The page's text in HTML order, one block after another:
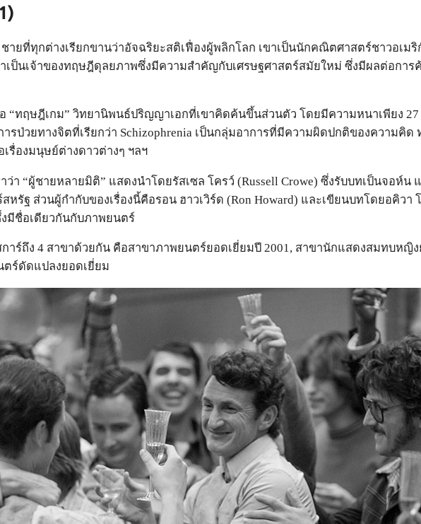
ชายที่ทุกต่างเรียกขานว่าอัจฉริยะสติเฟื่องผู้พลิกโลก เขาเป็นนักคณิตศาสตร์ชาวอเม
าเป็นเจ้าของทฤษฎีดุลยภาพซึ่งมีความสำคัญกับเศรษฐศาสตร์สมัยใหม่ ซึ่งมีผลต่อกา
“ทฤษฎีเกม” วิทยานิพนธ์ปริญญาเอกที่เขาคิดค้นขึ้นส่วนตัว โดยมีความหนาเพียง 27
รป่วยทางจิตที่เรียกว่า Schizophrenia เป็นกลุ่มอาการที่มีความผิดปกติของความคิด
รื่องมนุษย์ต่างดาวต่างๆ ฯลฯ
า “ผู้ชายหลายมิติ” แสดงนำโดยรัสเซล โครว์ (Russell Crowe) ซึ่งรับบทเป็นจอห์น
หรัฐ ส่วนผู้กำกับของเรื่องนี้คือรอน ฮาวเวิร์ด (Ron Howard) และเขียนบทโดยอคิวา
มีชื่อเดียวกันกับภาพยนตร์
การ์ถึง 4 สาขาด้วยกัน คือสาขาภาพยนตร์ยอดเยี่ยมปี 2001, สาขานักแสดงสมทบหญิ
ร์ดัดแปลงยอดเยี่ยม